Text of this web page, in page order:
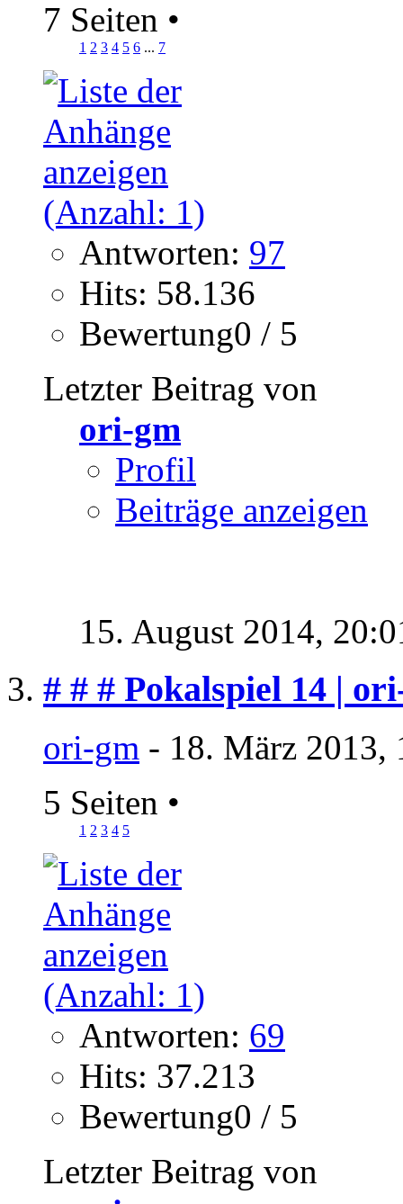
7 Seiten •
1 2 3 4 5 6 ... 7
Antworten: 97
Hits: 58.136
Bewertung0 / 5
Letzter Beitrag von
ori-gm
Profil
Beiträge anzeigen
15. August 2014,
# # # Pokalspiel 14 |
ori-gm - 18. März 2013,
5 Seiten •
1 2 3 4 5
Antworten: 69
Hits: 37.213
Bewertung0 / 5
Letzter Beitrag von